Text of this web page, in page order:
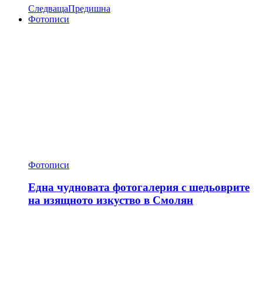
СледващаПредишна
Фотописи
Фотописи
Една чудновата фотогалерия с шедьоврите
на изящното изкуство в Смолян